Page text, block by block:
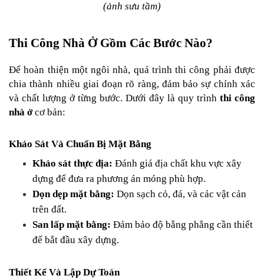
(ảnh sưu tầm)
Thi Công Nhà Ở Gồm Các Bước Nào?
Để hoàn thiện một ngôi nhà, quá trình thi công phải được
chia thành nhiều giai đoạn rõ ràng, đảm bảo sự chính xác
và chất lượng ở từng bước. Dưới đây là quy trình thi công
nhà ở cơ bản:
Khảo Sát Và Chuẩn Bị Mặt Bằng
Khảo sát thực địa: Đánh giá địa chất khu vực xây
dựng để đưa ra phương án móng phù hợp.
Dọn dẹp mặt bằng: Dọn sạch cỏ, đá, và các vật cản
trên đất.
San lấp mặt bằng: Đảm bảo độ bằng phẳng cần thiết
để bắt đầu xây dựng.
Thiết Kế Và Lập Dự Toán